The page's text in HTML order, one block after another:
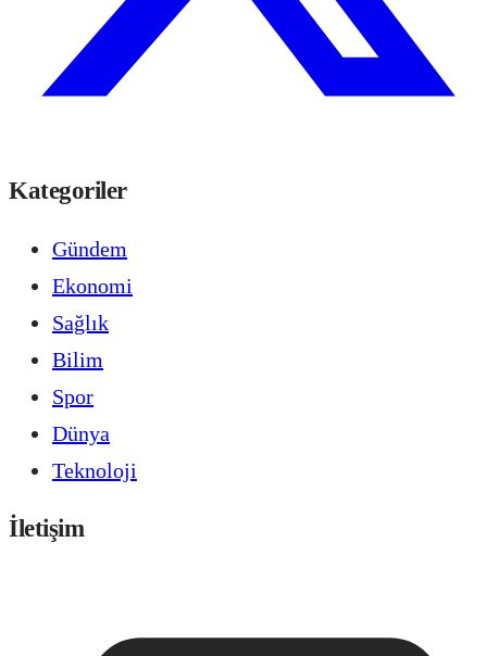
Kategoriler
Gündem
Ekonomi
Sağlık
Bilim
Spor
Dünya
Teknoloji
İletişim